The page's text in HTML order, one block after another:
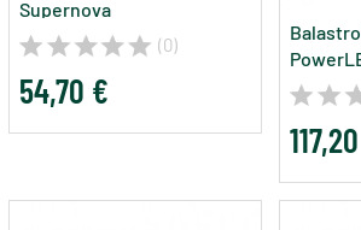
Supernova
(0)
54,70 €